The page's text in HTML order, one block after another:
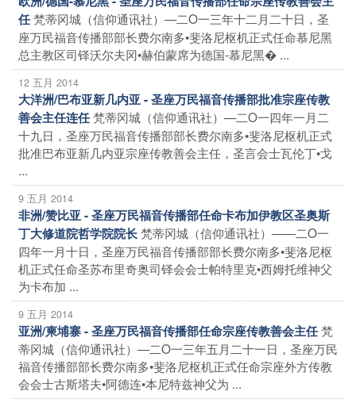
任梵蒂冈城（信仰通讯社）—二O一三年十二月二十日，圣
座万民福音传播部部长费尔南多•斐洛尼枢机正式任命慕尼黑
总主教区司铎沃尔夫冈•赫伯蒙席为德国-慕尼黑� ...
12 五月 2014
大洋洲/巴布亚新几内亚 - 圣座万民福音传播部批准宗座传教
善会主任连任梵蒂冈城（信仰通讯社）—二O一四年一月二
十九日，圣座万民福音传播部部长费尔南多•斐洛尼枢机正式
批准巴布亚新几内亚宗座传教善会主任，圣言会士瓦伦丁•戈
...
9 五月 2014
非洲/赞比亚 - 圣座万民福音传播部任命卡布加伊教区圣奥斯
丁大修道院哲学院院长梵蒂冈城（信仰通讯社）——二O一
四年一月十日，圣座万民福音传播部部长费尔南多•斐洛尼枢
机正式任命圣苏布里奇奥司铎会会士帕特里克•西姆托维神父
为卡布加 ...
9 五月 2014
亚洲/柬埔寨 - 圣座万民福音传播部任命宗座传教善会主任梵
蒂冈城（信仰通讯社）—二O一三年五月二十一日，圣座万民
福音传播部部长费尔南多•斐洛尼枢机正式任命宗座外方传教
会会士古斯塔夫•阿德连•本尼特兹神父为 ...